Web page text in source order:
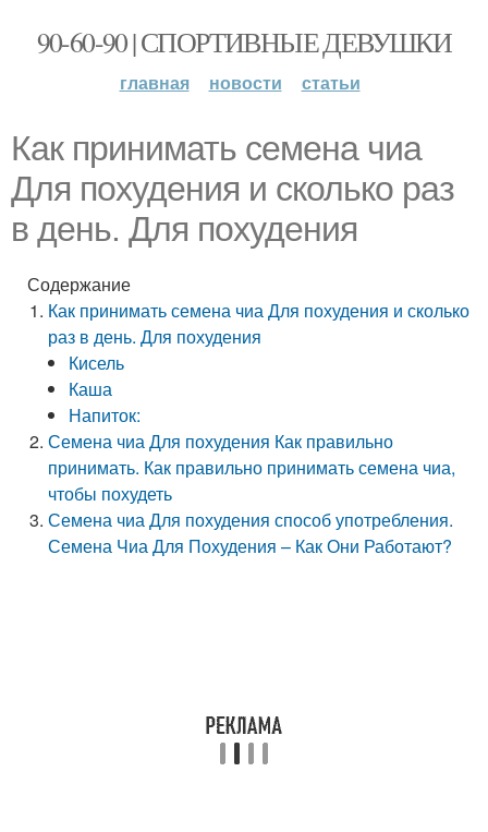
90-60-90 | СПОРТИВНЫЕ ДЕВУШКИ
главная новости статьи
Как принимать семена чиа
Для похудения и сколько раз
в день. Для похудения
Содержание
Как принимать семена чиа Для похудения и сколько
раз в день. Для похудения
Кисель
Каша
Напиток:
Семена чиа Для похудения Как правильно
принимать. Как правильно принимать семена чиа,
чтобы похудеть
Семена чиа Для похудения способ употребления.
Семена Чиа Для Похудения – Как Они Работают?